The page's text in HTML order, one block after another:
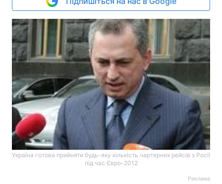
Україна готова прийняти будь-яку кількість чартерних рейсів з Росії
під час Євро-2012
Реклама